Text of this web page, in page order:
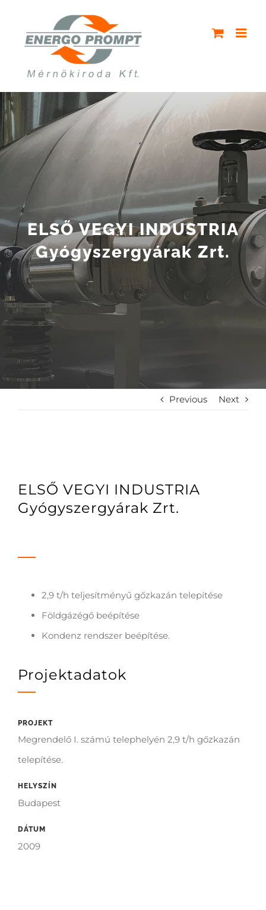
ELSŐ VEGYI INDUSTRIA
Gyógyszergyárak Zrt.
Previous Next
ELSŐ VEGYI INDUSTRIA
Gyógyszergyárak Zrt.
2,9 t/h teljesítményű gőzkazán telepítése
Földgázégő beépítése
Kondenz rendszer beépítése.
Projektadatok
PROJEKT
Megrendelő I. számú telephelyén 2,9 t/h gőzkazán
telepítése.
HELYSZÍN
Budapest
DÁTUM
2009